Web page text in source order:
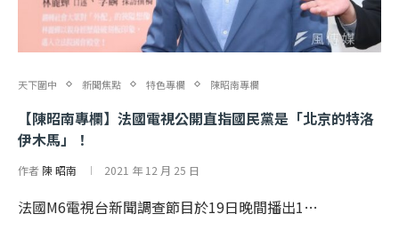
天下圍中 新聞焦點 特色專欄 陳昭南專欄
【陳昭南專欄】法國電視公開直指國民黨是「北京的特洛
伊木馬」！
作者 陳 昭南 2021 年 12 月 25 日
法國M6電視台新聞調查節目於19日晚間播出1…